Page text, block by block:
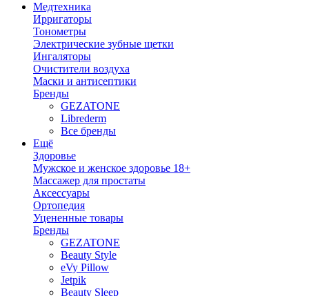
Медтехника
Ирригаторы
Тонометры
Электрические зубные щетки
Ингаляторы
Очистители воздуха
Маски и антисептики
Бренды
GEZATONE
Librederm
Все бренды
Ещё
Здоровье
Мужское и женское здоровье 18+
Массажер для простаты
Аксессуары
Ортопедия
Уцененные товары
Бренды
GEZATONE
Beauty Style
eVy Pillow
Jetpik
Beauty Sleep